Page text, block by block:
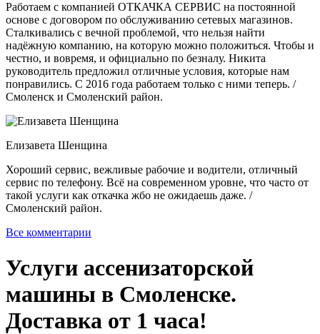
Работаем с компанией ОТКАЧКА СЕРВИС на постоянной
основе с договором по обслуживанию сетевых магазинов.
Сталкивались с вечной проблемой, что нельзя найти
надёжную компанию, на которую можно положиться. Чтобы и
честно, и вовремя, и официально по безналу. Никита
руководитель предложил отличные условия, которые нам
понравились. С 2016 года работаем только с ними теперь. /
Смоленск и Смоленский район.
Елизавета Шенщина
Хороший сервис, вежливые рабочие и водители, отличный
сервис по телефону. Всё на современном уровне, что часто от
такой услуги как откачка жбо не ожидаешь даже. /
Смоленский район.
Все комментарии
Услуги ассенизаторской
машины в Смоленске.
Доставка от 1 часа!